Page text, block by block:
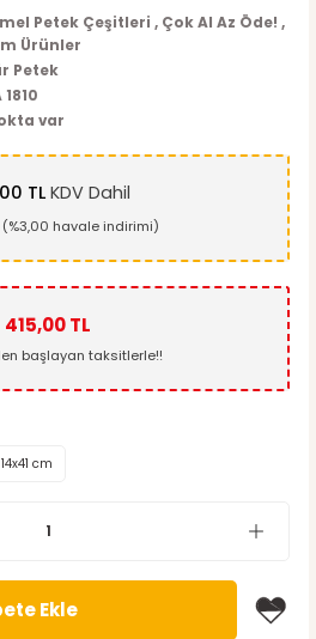
Petek Çeşitleri , Çok Al Az Öde! ,
Ürünler
Petek
1810
var
TLKDV Dahil
(%3,00 havale indirimi)
415,00 TL
başlayan taksitlerle!!
14x41 cm
Ekle